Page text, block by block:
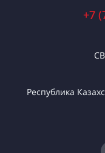
+7
Республика